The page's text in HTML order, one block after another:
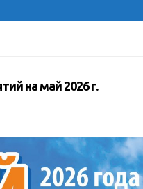
на май 2026 г.